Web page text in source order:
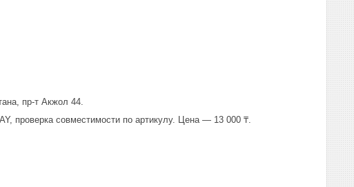
пр-т Акжол 44.
проверка совместимости по артикулу. Цена — 13 000 ₸.